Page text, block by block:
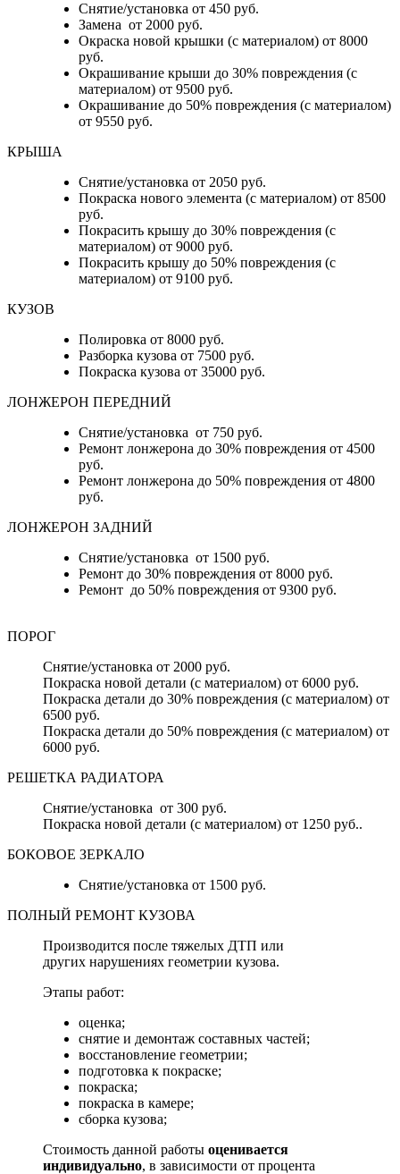
Снятие/установка от 450 руб.
Замена от 2000 руб.
Окраска новой крышки (с материалом) от 8000
руб.
Окрашивание крыши до 30% повреждения (с
материалом) от 9500 руб.
Окрашивание до 50% повреждения (с материалом)
от 9550 руб.
КРЫША
Снятие/установка от 2050 руб.
Покраска нового элемента (с материалом) от 8500
руб.
Покрасить крышу до 30% повреждения (с
материалом) от 9000 руб.
Покрасить крышу до 50% повреждения (с
материалом) от 9100 руб.
КУЗОВ
Полировка от 8000 руб.
Разборка кузова от 7500 руб.
Покраска кузова от 35000 руб.
ЛОНЖЕРОН ПЕРЕДНИЙ
Снятие/установка от 750 руб.
Ремонт лонжерона до 30% повреждения от 4500
руб.
Ремонт лонжерона до 50% повреждения от 4800
руб.
ЛОНЖЕРОН ЗАДНИЙ
Снятие/установка от 1500 руб.
Ремонт до 30% повреждения от 8000 руб.
Ремонт до 50% повреждения от 9300 руб.
ПОРОГ
Снятие/установка от 2000 руб.
Покраска новой детали (с материалом) от 6000 руб.
Покраска детали до 30% повреждения (с материалом) от
6500 руб.
Покраска детали до 50% повреждения (с материалом) от
6000 руб.
РЕШЕТКА РАДИАТОРА
Снятие/установка от 300 руб.
Покраска новой детали (с материалом) от 1250 руб..
БОКОВОЕ ЗЕРКАЛО
Снятие/установка от 1500 руб.
ПОЛНЫЙ РЕМОНТ КУЗОВА
Производится после тяжелых ДТП или
других нарушениях геометрии кузова.
Этапы работ:
оценка;
снятие и демонтаж составных частей;
восстановление геометрии;
подготовка к покраске;
покраска;
покраска в камере;
сборка кузова;
Стоимость данной работы оценивается
индивидуально, в зависимости от процента